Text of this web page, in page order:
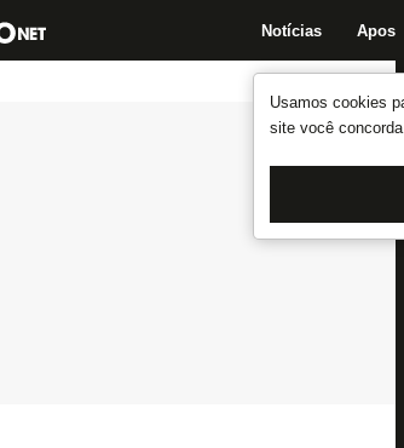
Usamos cookies
site você
Notícias